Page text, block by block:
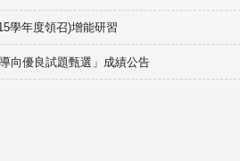
學年度領召)增能研習
向優良試題甄選」成績公告